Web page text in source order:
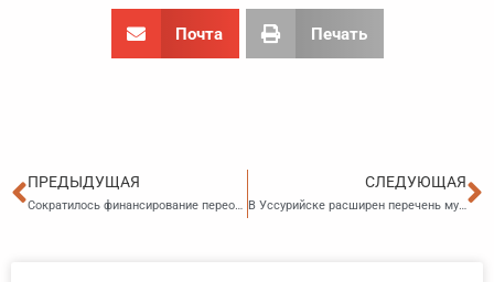
Почта Печать
Пред
ПРЕДЫДУЩАЯ
Сократилось финансирование переобучения работников промышленных предприятий, находящихся под риском увольнения
СЛЕДУЮЩАЯ
В Уссурийске расширен перечень муниципальных заказчиков